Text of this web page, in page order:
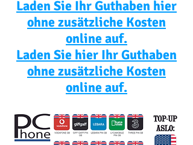
Laden Sie Ihr Guthaben hier
ohne zusätzliche Kosten
online auf.
Laden Sie hier Ihr Guthaben
ohne zusätzliche Kosten
online auf.